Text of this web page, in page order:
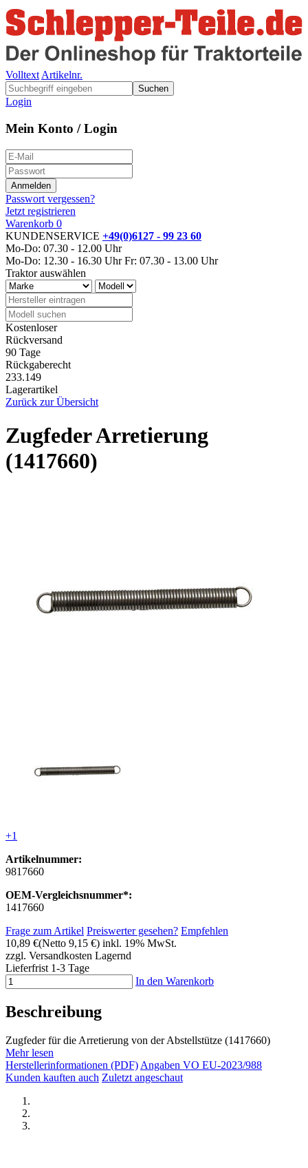
Volltext Artikelnr.
Suchen
Login
Mein Konto / Login
Passwort vergessen?
Jetzt registrieren
Warenkorb 0
KUNDENSERVICE +49(0)6127 - 99 23 60
Mo-Do: 07.30 - 12.00 Uhr
Mo-Do: 12.30 - 16.30 Uhr Fr: 07.30 - 13.00 Uhr
Traktor auswählen
Kostenloser
Rückversand
90 Tage
Rückgaberecht
233.149
Lagerartikel
Zurück zur Übersicht
Zugfeder Arretierung
(1417660)
+1
Artikelnummer:
9817660
OEM-Vergleichsnummer*:
1417660
Frage zum Artikel Preiswerter gesehen? Empfehlen
10,89 €(Netto 9,15 €) inkl. 19% MwSt.
zzgl. Versandkosten Lagernd
Lieferfrist 1-3 Tage
In den Warenkorb
Beschreibung
Zugfeder für die Arretierung von der Abstellstütze (1417660)
Mehr lesen
Herstellerinformationen (PDF)Angaben VO EU-2023/988
Kunden kauften auch Zuletzt angeschaut